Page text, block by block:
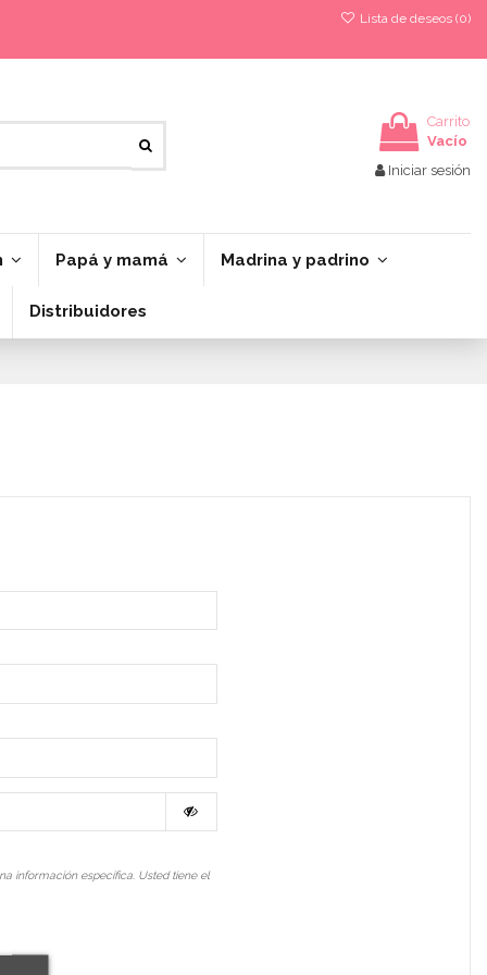
Lista de deseos (0)
Carrito
Vacío
Iniciar sesión
Papá y mamá Madrina y padrino
Distribuidores
información específica. Usted tiene el